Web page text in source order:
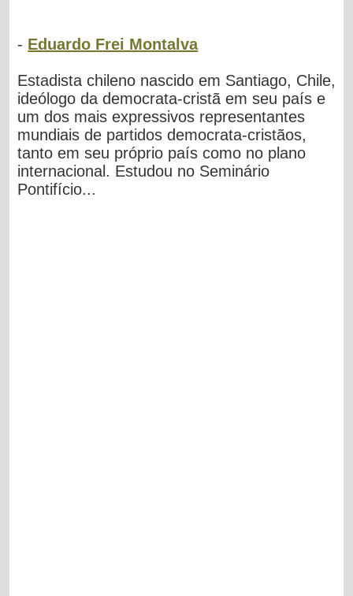
- Eduardo Frei Montalva
Estadista chileno nascido em Santiago, Chile,
ideólogo da democrata-cristã em seu país e
um dos mais expressivos representantes
mundiais de partidos democrata-cristãos,
tanto em seu próprio país como no plano
internacional. Estudou no Seminário
Pontifício...